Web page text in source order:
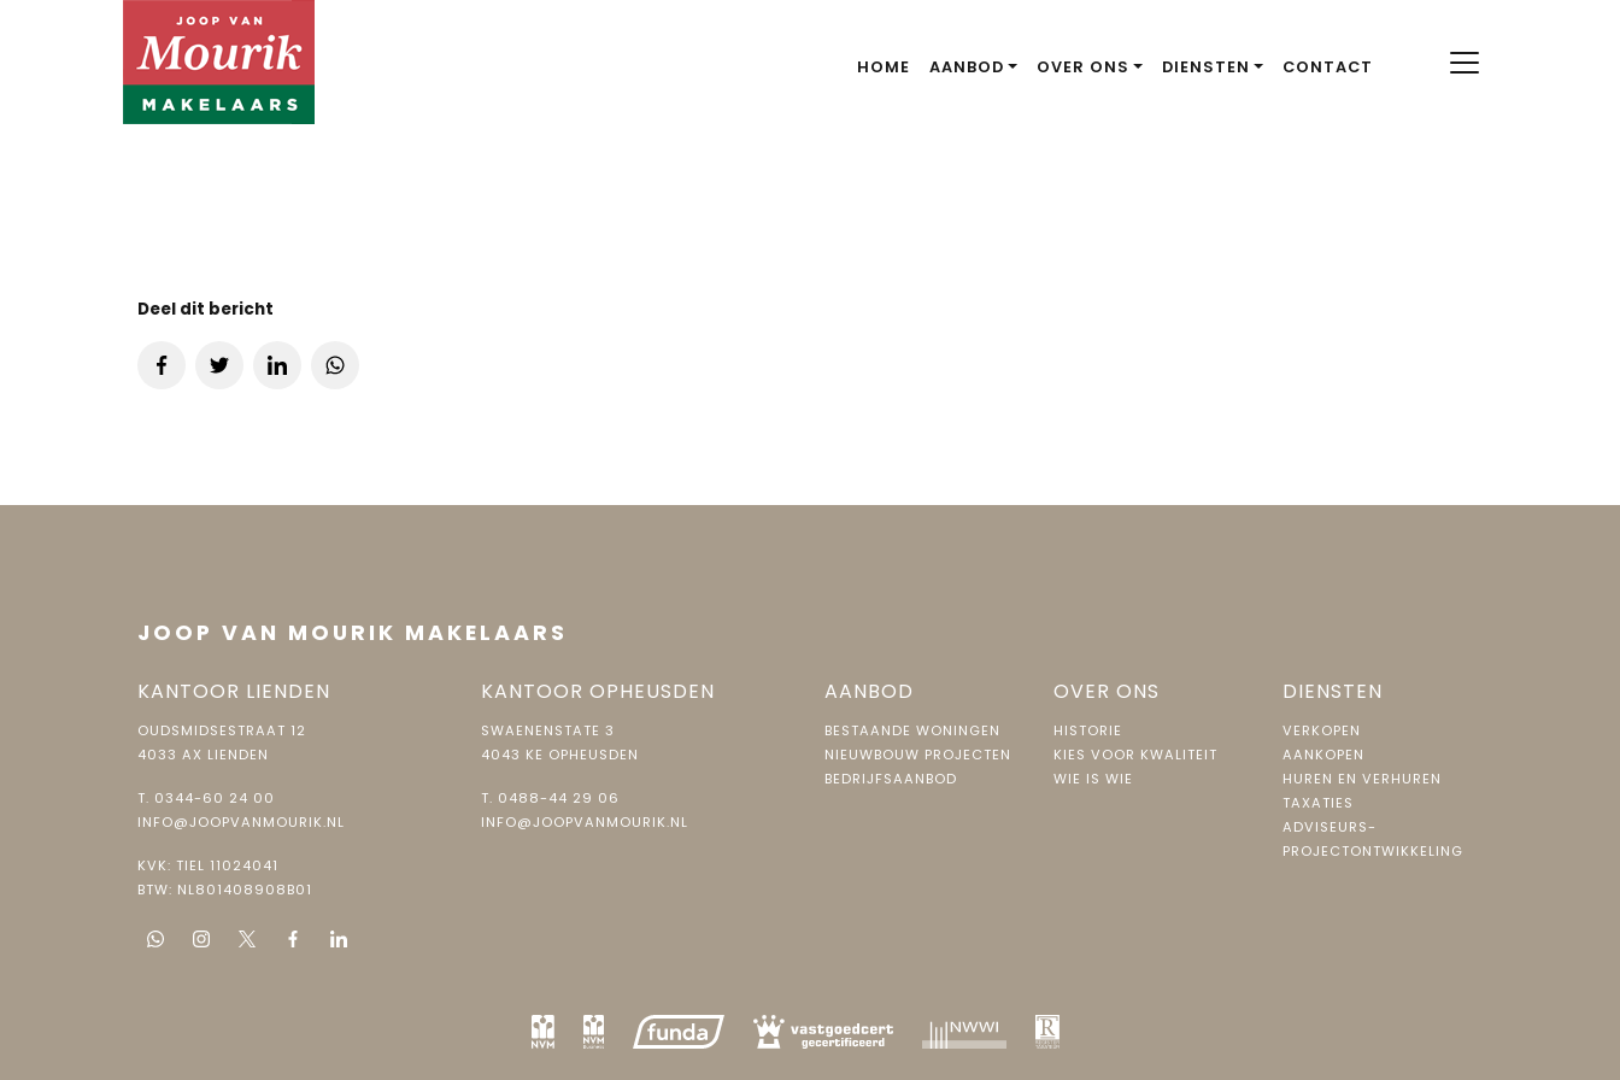
HOME AANBOD OVER ONS DIENSTEN CONTACT
Deel dit bericht
JOOP VAN MOURIK MAKELAARS
KANTOOR LIENDEN
OUDSMIDSESTRAAT 12
4033 AX LIENDEN
T. 0344-60 24 00
INFO@JOOPVANMOURIK.NL
KVK: TIEL 11024041
BTW: NL801408908B01
KANTOOR OPHEUSDEN
SWAENENSTATE 3
4043 KE OPHEUSDEN
T. 0488-44 29 06
INFO@JOOPVANMOURIK.NL
AANBOD
BESTAANDE WONINGEN
NIEUWBOUW PROJECTEN
BEDRIJFSAANBOD
OVER ONS
HISTORIE
KIES VOOR KWALITEIT
WIE IS WIE
DIENSTEN
VERKOPEN
AANKOPEN
HUREN EN VERHUREN
TAXATIES
ADVISEURS-
PROJECTONTWIKKELING